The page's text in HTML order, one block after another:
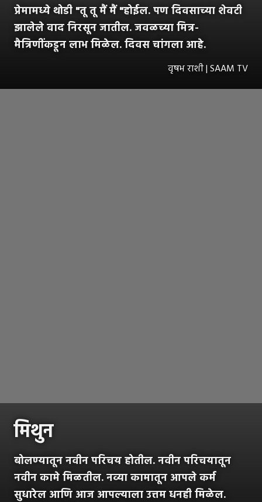
प्रेमामध्ये थोडी "तू तू मैं मैं "होईल. पण दिवसाच्या शेवटी
झालेले वाद निरसून जातील. जवळच्या मित्र-
मैत्रिणींकडून लाभ मिळेल. दिवस चांगला आहे.
वृषभ राशी | SAAM TV
मिथुन
बोलण्यातून नवीन परिचय होतील. नवीन परिचयातून
नवीन कामे मिळतील. नव्या कामातून आपले कर्म
सुधारेल आणि आज आपल्याला उत्तम धनही मिळेल.